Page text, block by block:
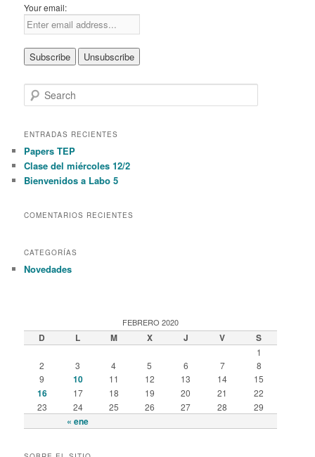
Your email:
e
r
h
ENTRADAS RECIENTES
Papers TEP
Clase del miércoles 12/2
Bienvenidos a Labo 5
COMENTARIOS RECIENTES
CATEGORÍAS
Novedades
FEBRERO 2020
D L M X J V S
« ene
1
2
3 4 5 6 7
8
9
10 11 12 13 14 15
16 17 18 19 20 21
22
23
24 25 26 27 28 29